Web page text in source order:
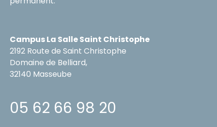
Campus La Salle Saint Christophe
2192 Route de Saint Christophe
Domaine de Belliard,
32140 Masseube
05 62 66 98 20